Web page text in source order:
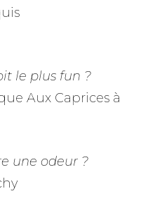
le plus fun ?
Aux Caprices à
une odeur ?